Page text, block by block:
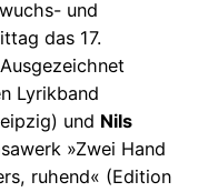
und
das 17.
Lyrikband
und Nils
»Zwei Hand
ruhend« (Edition